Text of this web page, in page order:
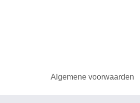
Algemene voorwaarden